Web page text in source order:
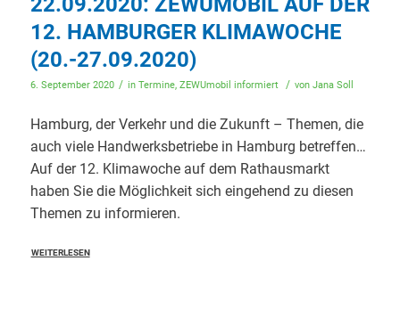
12. HAMBURGER KLIMAWOCHE
(20.-27.09.2020)
6. September 2020 / in Termine, ZEWUmobil informiert / von Jana Soll
Hamburg, der Verkehr und die Zukunft – Themen, die
auch viele Handwerksbetriebe in Hamburg betreffen…
Auf der 12. Klimawoche auf dem Rathausmarkt
haben Sie die Möglichkeit sich eingehend zu diesen
Themen zu informieren.
WEITERLESEN